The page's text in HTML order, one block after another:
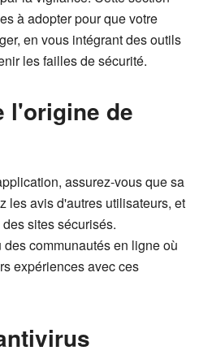
à adopter pour que votre
en vous intégrant des outils
les failles de sécurité.
l'origine de
assurez-vous que sa
les avis d'autres utilisateurs, et
sites sécurisés.
communautés en ligne où
expériences avec ces